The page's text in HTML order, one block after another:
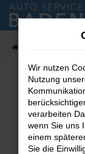
Zum
Hauptinhalt
Fehler:
Beim Laden
Hier sind ein
Wir nutzen
Nutzung
verarbeiten
wenn Sie uns
einem
Sie die